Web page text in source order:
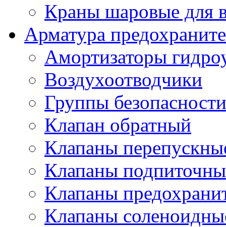
Краны шаровые для
Арматура
Амортизаторы
Воздухоотводчики
Группы безопасности
Клапан обратный
Клапаны
Клапаны
Клапаны
Клапаны